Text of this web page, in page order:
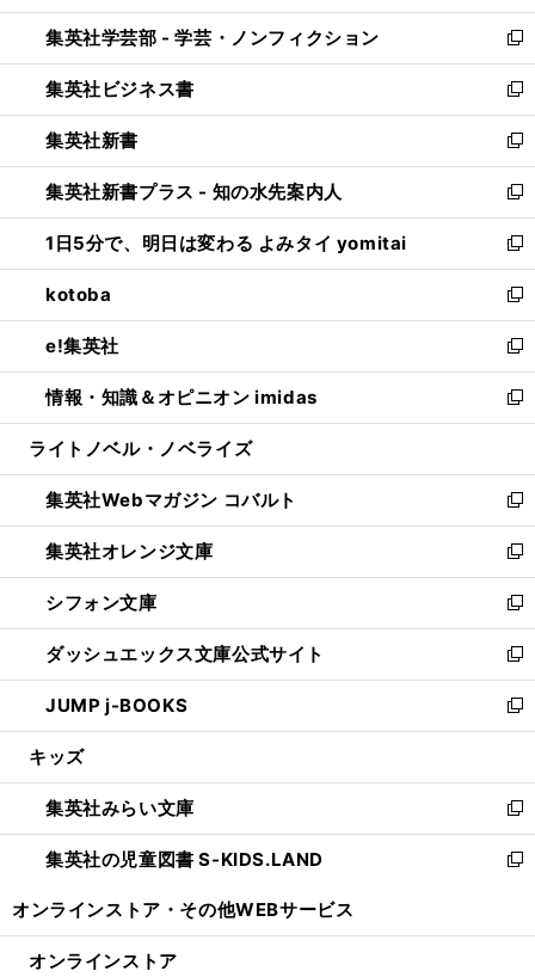
開
く
ウ
で
開
く
ン
ド
ウ
で
開
く
ウ
ィ
ン
ド
ウ
で
開
く
集英社学芸部 - 学芸・ノンフィクション
新
し
い
ウ
ィ
ン
ド
ウ
で
開
く
集英社ビジネス書
新
し
い
ウ
ィ
ン
ド
ウ
で
開
く
集英社新書
新
し
い
ウ
ィ
ン
ド
ウ
で
開
く
集英社新書プラス - 知の水先案内人
新
し
い
ウ
ィ
ン
ド
ウ
で
開
1日5分で、明日は変わる よみタイ yomitai
新
し
い
ウ
ィ
ン
ド
ウ
開
く
kotoba
新
し
い
ウ
ィ
ン
ウ
で
開
く
e!集英社
新
し
い
ウ
ン
ド
ウ
で
開
く
情報・知識＆オピニオン imidas
新
し
ウ
ィ
ン
ド
ウ
で
開
く
ライトノベル・ノベライズ
集英社Webマガジン コバルト
新
し
い
ウ
ィ
ン
ド
ウ
で
開
集英社オレンジ文庫
新
し
い
ウ
ィ
ン
ド
ウ
開
く
シフォン文庫
新
し
い
ウ
ィ
ン
ウ
で
開
く
ダッシュエックス文庫公式サイト
新
し
い
ウ
ン
ド
ウ
で
JUMP j-BOOKS
新
し
ウ
ィ
ン
ド
開
キッズ
集英社みらい文庫
新
し
い
ン
集英社の児童図書 S-KIDS.LAND
新
ウ
オンラインストア・ その他WEBサービス
オンラインストア